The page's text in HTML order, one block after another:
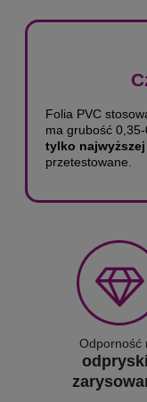
Folia PVC
ma grubość
tylko
przetestowane.
Odporność